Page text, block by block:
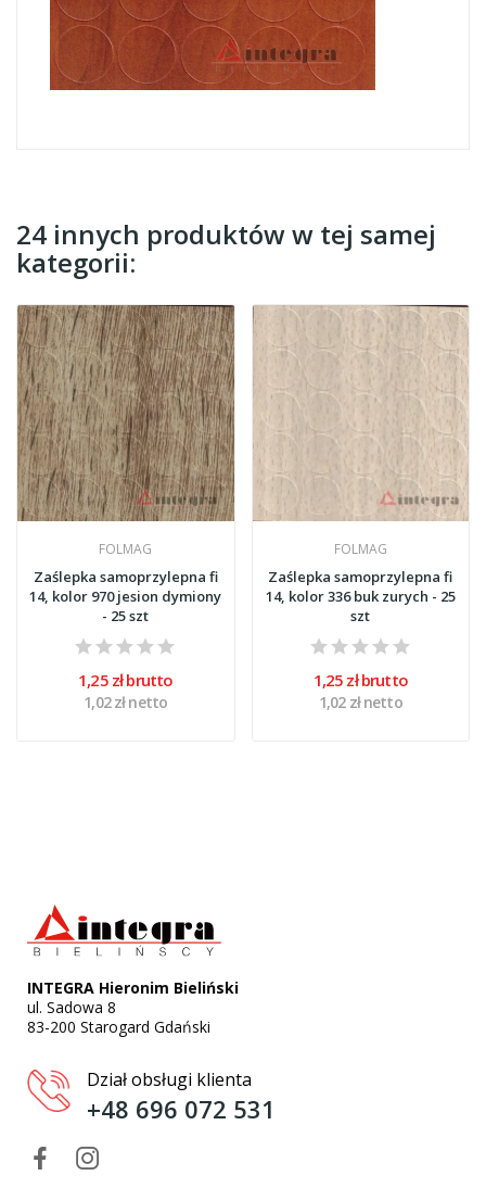
24 innych produktów w tej samej
kategorii:
FOLMAG
Zaślepka samoprzylepna fi
14, kolor 970 jesion dymiony
- 25 szt
1,25 zł brutto
1,02 zł netto
FOLMAG
Zaślepka samoprzylepna fi
14, kolor 336 buk zurych - 25
szt
1,25 zł brutto
1,02 zł netto
INTEGRA Hieronim Bieliński
ul. Sadowa 8
83-200 Starogard Gdański
Dział obsługi klienta
+48 696 072 531